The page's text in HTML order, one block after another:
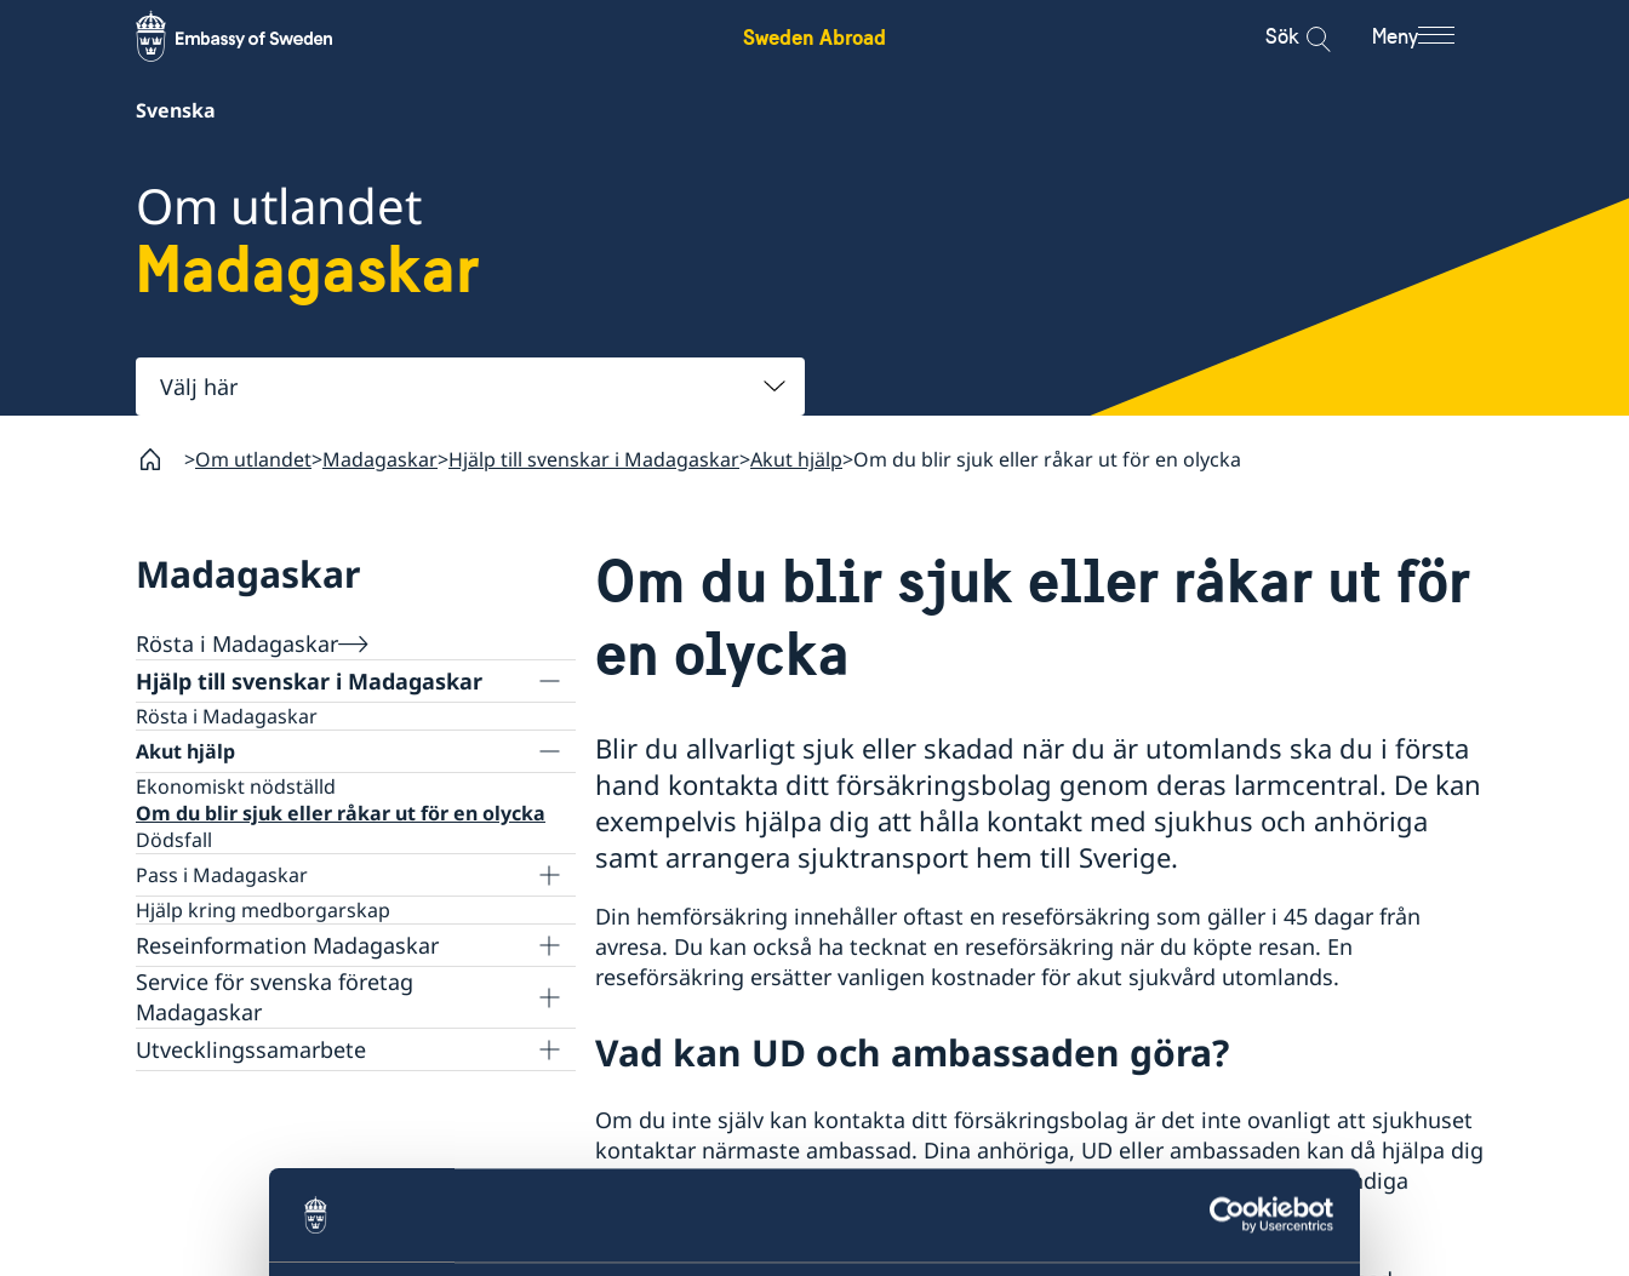
Sweden Abroad Sök Meny
Svenska
Om utlandet
Madagaskar
Välj
här
Om utlandet Madagaskar Hjälp till svenskar i Madagaskar Akut hjälp Om du blir sjuk eller råkar ut för en olycka
Madagaskar
Rösta i Madagaskar
Hjälp till svenskar i Madagaskar
Rösta i Madagaskar
Akut hjälp
Ekonomiskt nödställd
Om du blir sjuk eller råkar ut för en olycka
Dödsfall
Pass i Madagaskar
Förlust av pass
Förnyelse av pass för vuxna
Ansökan om pass för barn under 18 år
Provisoriskt pass
Samordningsnummer
Hjälp kring medborgarskap
Reseinformation Madagaskar
Ambassadens reseinformation
Aktuella händelser
Allmänna säkerhetsläget
Hälso- och sjukvård
Kriminalitet och personlig säkerhet
Lokala lagar och sedvänjor
Landfakta Madagaskar
Service för svenska företag
Madagaskar
Svenska företag i Madagaskar
Anmäla handelshinder
Utvecklingssamarbete
Ekonomisk tillväxt
Om du blir sjuk eller råkar ut för
en olycka
Blir du allvarligt sjuk eller skadad när du är utomlands ska du i första
hand kontakta ditt försäkringsbolag genom deras larmcentral. De kan
exempelvis hjälpa dig att hålla kontakt med sjukhus och anhöriga
samt arrangera sjuktransport hem till Sverige.
Din hemförsäkring innehåller oftast en reseförsäkring som gäller i 45 dagar från
avresa. Du kan också ha tecknat en reseförsäkring när du köpte resan. En
reseförsäkring ersätter vanligen kostnader för akut sjukvård utomlands.
Vad kan UD och ambassaden göra?
Om du inte själv kan kontakta ditt försäkringsbolag är det inte ovanligt att sjukhuset
kontaktar närmaste ambassad. Dina anhöriga, UD eller ambassaden kan då hjälpa dig
att undersöka om det finns en giltig reseförsäkring och överlämna nödvändiga
uppgifter till larmcentralen som fortsätter hantera situationen.